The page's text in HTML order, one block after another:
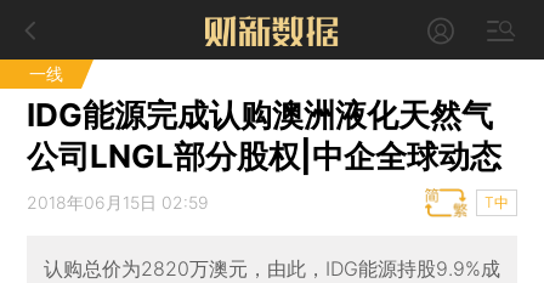
一线
IDG能源完成认购澳洲液化天然气
公司LNGL部分股权|中企全球动态
2018年06月15日 02:59 T中
认购总价为2820万澳元，由此，IDG能源持股9.9%成